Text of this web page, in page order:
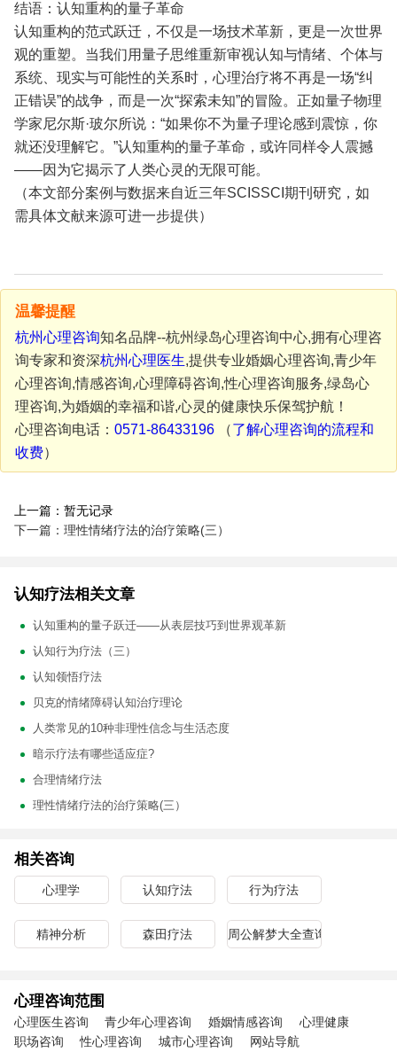
结语：认知重构的量子革命
认知重构的范式跃迁，不仅是一场技术革新，更是一次世界
观的重塑。当我们用量子思维重新审视认知与情绪、个体与
系统、现实与可能性的关系时，心理治疗将不再是一场“纠
正错误”的战争，而是一次“探索未知”的冒险。正如量子物理
学家尼尔斯·玻尔所说：“如果你不为量子理论感到震惊，你
就还没理解它。”认知重构的量子革命，或许同样令人震撼
——因为它揭示了人类心灵的无限可能。
（本文部分案例与数据来自近三年SCISSCI期刊研究，如
需具体文献来源可进一步提供）
温馨提醒
杭州心理咨询知名品牌--杭州绿岛心理咨询中心,拥有心理咨
询专家和资深杭州心理医生,提供专业婚姻心理咨询,青少年
心理咨询,情感咨询,心理障碍咨询,性心理咨询服务,绿岛心
理咨询,为婚姻的幸福和谐,心灵的健康快乐保驾护航！
心理咨询电话： 0571-86433196（了解心理咨询的流程和
收费）
上一篇：暂无记录
下一篇：理性情绪疗法的治疗策略(三）
认知疗法相关文章
认知重构的量子跃迁——从表层技巧到世界观革新
认知行为疗法（三）
认知领悟疗法
贝克的情绪障碍认知治疗理论
人类常见的10种非理性信念与生活态度
暗示疗法有哪些适应症?
合理情绪疗法
理性情绪疗法的治疗策略(三）
相关咨询
心理学 认知疗法 行为疗法
精神分析 森田疗法 周公解梦大全查询
心理咨询范围
心理医生咨询 青少年心理咨询 婚姻情感咨询
心理健康
职场咨询
性心理咨询 城市心理咨询 网站导航